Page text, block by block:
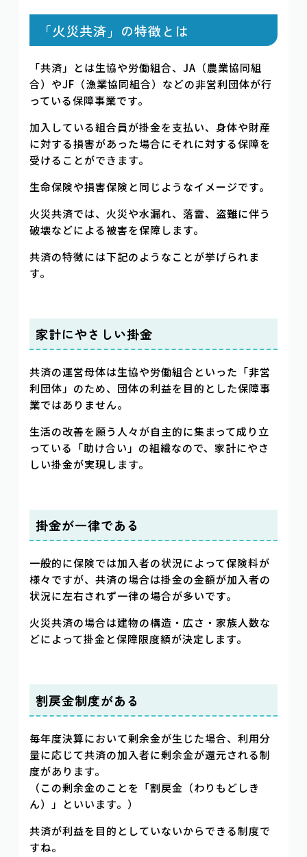
「火災共済」の特徴とは
「共済」とは生協や労働組合、JA（農業協同組
合）やJF（漁業協同組合）などの非営利団体が行
っている保障事業です。
加入している組合員が掛金を支払い、身体や財産
に対する損害があった場合にそれに対する保障を
受けることができます。
生命保険や損害保険と同じようなイメージです。
火災共済では、火災や水漏れ、落雷、盗難に伴う
破壊などによる被害を保障します。
共済の特徴には下記のようなことが挙げられま
す。
家計にやさしい掛金
共済の運営母体は生協や労働組合といった「非営
利団体」のため、団体の利益を目的とした保障事
業ではありません。
生活の改善を願う人々が自主的に集まって成り立
っている「助け合い」の組織なので、家計にやさ
しい掛金が実現します。
掛金が一律である
一般的に保険では加入者の状況によって保険料が
様々ですが、共済の場合は掛金の金額が加入者の
状況に左右されず一律の場合が多いです。
火災共済の場合は建物の構造・広さ・家族人数な
どによって掛金と保障限度額が決定します。
割戻金制度がある
毎年度決算において剰余金が生じた場合、利用分
量に応じて共済の加入者に剰余金が還元される制
度があります。
（この剰余金のことを「割戻金（わりもどしき
ん）」といいます。）
共済が利益を目的としていないからできる制度で
すね。